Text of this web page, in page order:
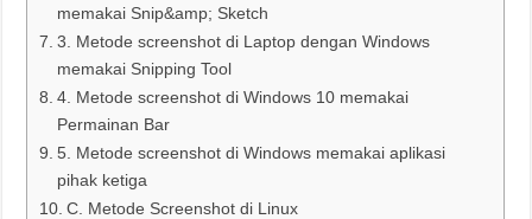
memakai Snip&amp; Sketch
3. Metode screenshot di Laptop dengan Windows
memakai Snipping Tool
4. Metode screenshot di Windows 10 memakai
Permainan Bar
5. Metode screenshot di Windows memakai aplikasi
pihak ketiga
C. Metode Screenshot di Linux